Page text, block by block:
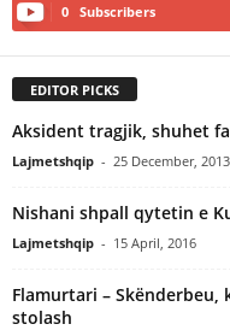
0 Subscribers
EDITOR PICKS
Aksident tragjik, shuhet
Lajmetshqip - 25 December, 2013
Nishani shpall qytetin e
Lajmetshqip - 15 April, 2016
Flamurtari –
stolash